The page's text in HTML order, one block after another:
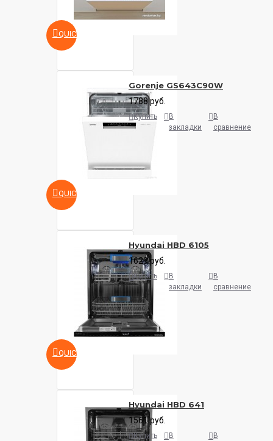
QUICKVIEW
QUICKVIEW
Gorenje GS643C90W
1788 руб.
Купить
В
закладки
В
сравнение
QUICKVIEW
Hyundai HBD 6105
1629 руб.
Купить
В
закладки
В
сравнение
Hyundai HBD 641
1561 руб.
Купить
В
В